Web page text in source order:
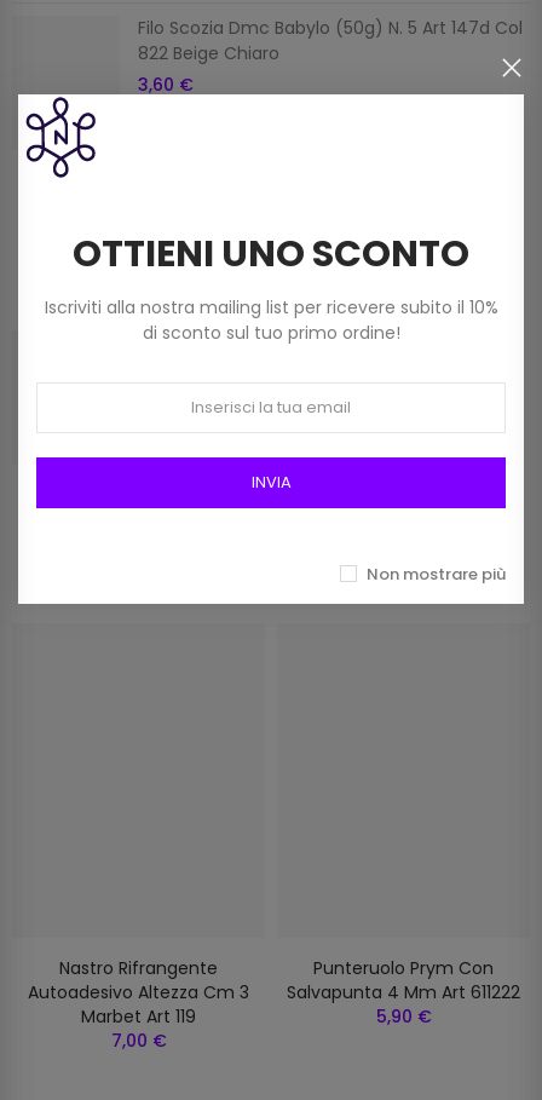
Filo Scozia Dmc Babylo (50g) N. 5 Art 147d Col
822 Beige Chiaro
3,60 €
9,00 €
Frangia In Rafia Da 15mm Art 2116/15 Col 01
12,00 €
Nastro Rifrangente
Autoadesivo Altezza Cm 3
Marbet Art 119
7,00 €
Punteruolo Prym Con
Salvapunta 4 Mm Art 611222
5,90 €
OTTIENI UNO SCONTO
Iscriviti alla nostra mailing list per ricevere subito il 10%
di sconto sul tuo primo ordine!
INVIA
Non mostrare più